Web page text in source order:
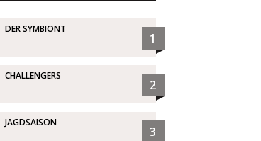
DER SYMBIONT
1
CHALLENGERS
2
JAGDSAISON
3